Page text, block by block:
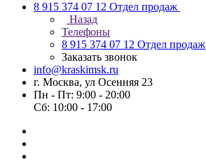
8 915 374 07 12 Отдел продаж
Назад
Телефоны
8 915 374 07 12 Отдел продаж
Заказать звонок
info@kraskimsk.ru
г. Москва, ул Осенняя 23
Пн - Пт: 9:00 - 20:00
Сб: 10:00 - 17:00